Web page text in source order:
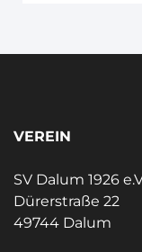
VEREIN
SV Dalum 1926
Dürerstraße 22
49744 Dalum